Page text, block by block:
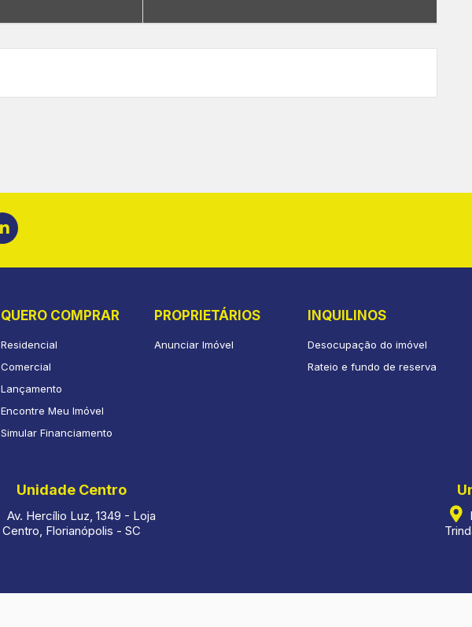
QUERO COMPRAR
Residencial
Comercial
Lançamento
Encontre Meu Imóvel
Simular Financiamento
PROPRIETÁRIOS
Anunciar Imóvel
INQUILINOS
Desocupação do imóvel
Rateio e fundo de reserva
Unidade Centro
Av. Hercílio Luz, 1349 - Loja
Centro, Florianópolis - SC